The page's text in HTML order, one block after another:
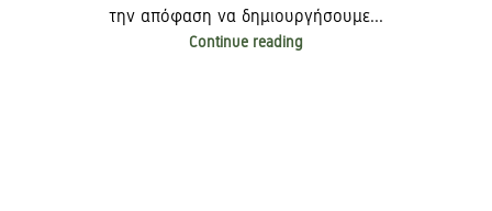
την απόφαση να δημιουργήσουμε...
Continue reading